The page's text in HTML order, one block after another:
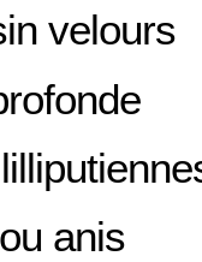
velours
anis